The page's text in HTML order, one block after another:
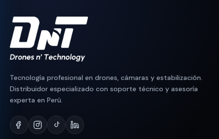
Tecnología profesional en drones, cámaras y estabilización.
Distribuidor especializado con soporte técnico y asesoría
experta en Perú.